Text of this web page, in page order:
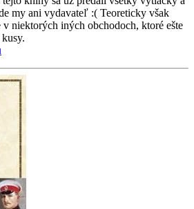
my ani vydavateľ :( Teoreticky však
v niektorých iných obchodoch, ktoré ešte